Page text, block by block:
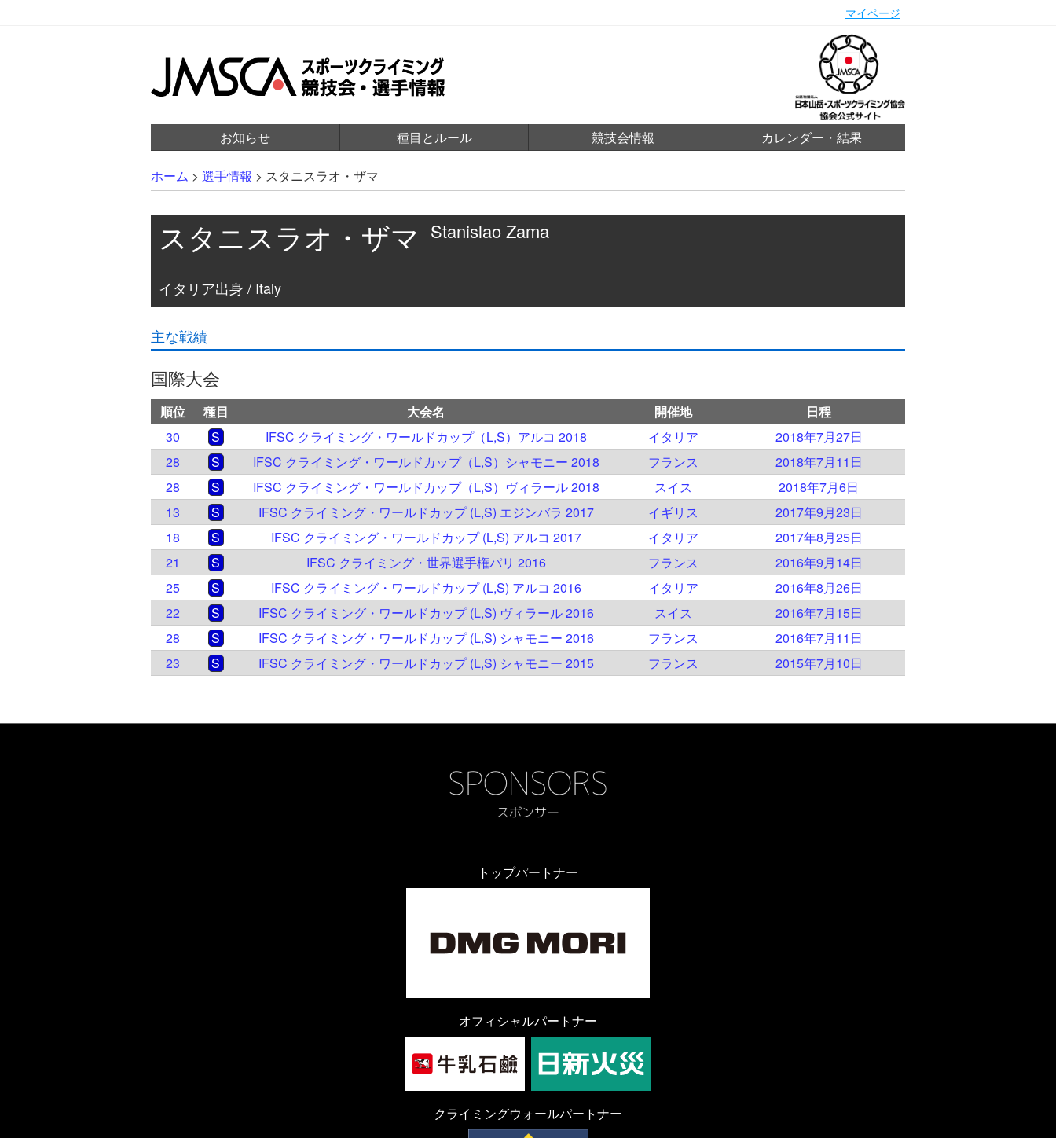
マイページ
お知らせ 種目とルール 競技会情報 カレンダー・結果
ホーム > 選手情報 > スタニスラオ・ザマ
スタニスラオ・ザマ Stanislao Zama
イタリア出身 / Italy
主な戦績
国際大会
順位 種目 大会名 開催地
日程
30
S IFSC クライミング・ワールドカップ（L,S）アルコ 2018 イタリア
2018年7月27日
28
S IFSC クライミング・ワールドカップ（L,S）シャモニー 2018 フランス
2018年7月11日
28
S IFSC クライミング・ワールドカップ（L,S）ヴィラール 2018 スイス
2018年7月6日
13
S IFSC クライミング・ワールドカップ (L,S) エジンバラ 2017 イギリス
2017年9月23日
18
S IFSC クライミング・ワールドカップ (L,S) アルコ 2017 イタリア
2017年8月25日
21
S IFSC クライミング・世界選手権パリ 2016 フランス
2016年9月14日
25
S IFSC クライミング・ワールドカップ (L,S) アルコ 2016 イタリア
2016年8月26日
22
S IFSC クライミング・ワールドカップ (L,S) ヴィラール 2016 スイス
2016年7月15日
28
S IFSC クライミング・ワールドカップ (L,S) シャモニー 2016 フランス
2016年7月11日
23
S IFSC クライミング・ワールドカップ (L,S) シャモニー 2015 フランス 2015年7月10日
トップパートナー
オフィシャルパートナー
クライミングウォールパートナー